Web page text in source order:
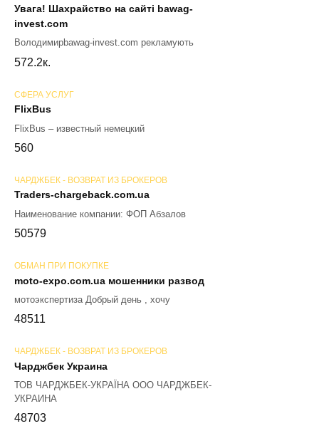
Увага! Шахрайство на сайті bawag-
invest.com
Володимирbawag-invest.com рекламують
572.2к.
СФЕРА УСЛУГ
FlixBus
FlixBus – известный немецкий
560
ЧАРДЖБЕК - ВОЗВРАТ ИЗ БРОКЕРОВ
Traders-chargeback.com.ua
Наименование компании: ФОП Абзалов
50579
ОБМАН ПРИ ПОКУПКЕ
moto-expo.com.ua мошенники развод
мотоэкспертиза Добрый день , хочу
48511
ЧАРДЖБЕК - ВОЗВРАТ ИЗ БРОКЕРОВ
Чарджбек Украина
ТОВ ЧАРДЖБЕК-УКРАЇНА ООО ЧАРДЖБЕК-
УКРАИНА
48703